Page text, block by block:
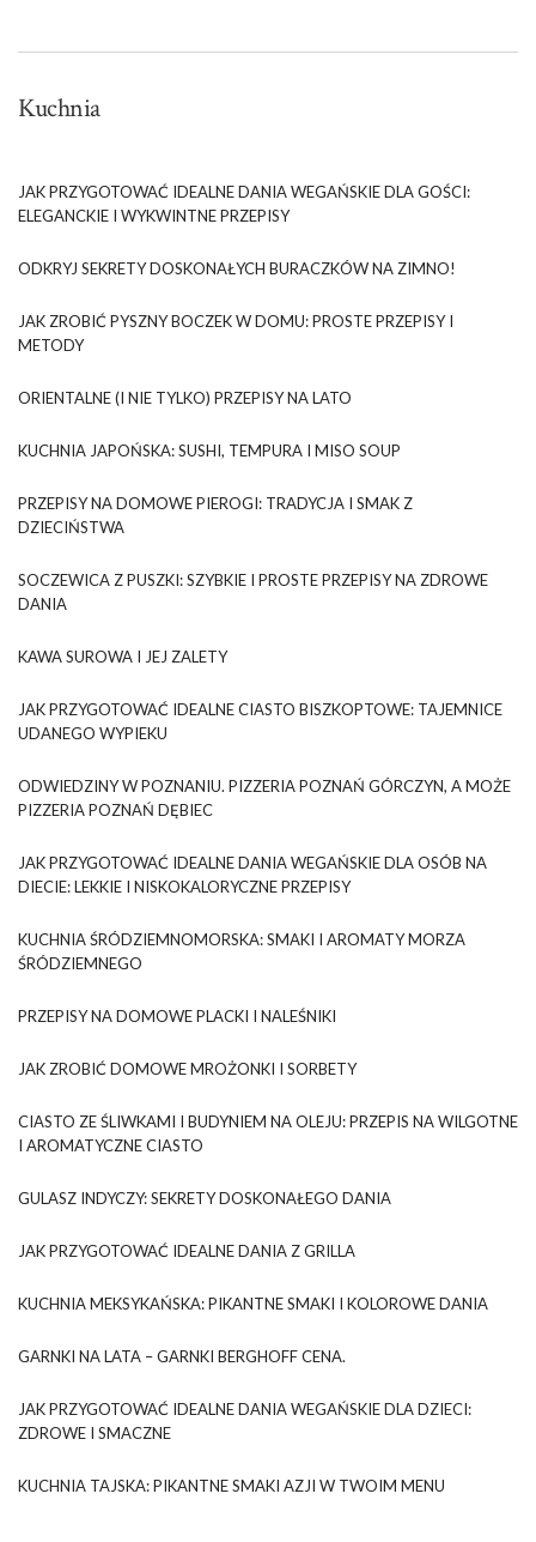
Kuchnia
JAK PRZYGOTOWAĆ IDEALNE DANIA WEGAŃSKIE DLA GOŚCI:
ELEGANCKIE I WYKWINTNE PRZEPISY
ODKRYJ SEKRETY DOSKONAŁYCH BURACZKÓW NA ZIMNO!
JAK ZROBIĆ PYSZNY BOCZEK W DOMU: PROSTE PRZEPISY I
METODY
ORIENTALNE (I NIE TYLKO) PRZEPISY NA LATO
KUCHNIA JAPOŃSKA: SUSHI, TEMPURA I MISO SOUP
PRZEPISY NA DOMOWE PIEROGI: TRADYCJA I SMAK Z
DZIECIŃSTWA
SOCZEWICA Z PUSZKI: SZYBKIE I PROSTE PRZEPISY NA ZDROWE
DANIA
KAWA SUROWA I JEJ ZALETY
JAK PRZYGOTOWAĆ IDEALNE CIASTO BISZKOPTOWE: TAJEMNICE
UDANEGO WYPIEKU
ODWIEDZINY W POZNANIU. PIZZERIA POZNAŃ GÓRCZYN, A MOŻE
PIZZERIA POZNAŃ DĘBIEC
JAK PRZYGOTOWAĆ IDEALNE DANIA WEGAŃSKIE DLA OSÓB NA
DIECIE: LEKKIE I NISKOKALORYCZNE PRZEPISY
KUCHNIA ŚRÓDZIEMNOMORSKA: SMAKI I AROMATY MORZA
ŚRÓDZIEMNEGO
PRZEPISY NA DOMOWE PLACKI I NALEŚNIKI
JAK ZROBIĆ DOMOWE MROŻONKI I SORBETY
CIASTO ZE ŚLIWKAMI I BUDYNIEM NA OLEJU: PRZEPIS NA WILGOTNE
I AROMATYCZNE CIASTO
GULASZ INDYCZY: SEKRETY DOSKONAŁEGO DANIA
JAK PRZYGOTOWAĆ IDEALNE DANIA Z GRILLA
KUCHNIA MEKSYKAŃSKA: PIKANTNE SMAKI I KOLOROWE DANIA
GARNKI NA LATA – GARNKI BERGHOFF CENA.
JAK PRZYGOTOWAĆ IDEALNE DANIA WEGAŃSKIE DLA DZIECI:
ZDROWE I SMACZNE
KUCHNIA TAJSKA: PIKANTNE SMAKI AZJI W TWOIM MENU